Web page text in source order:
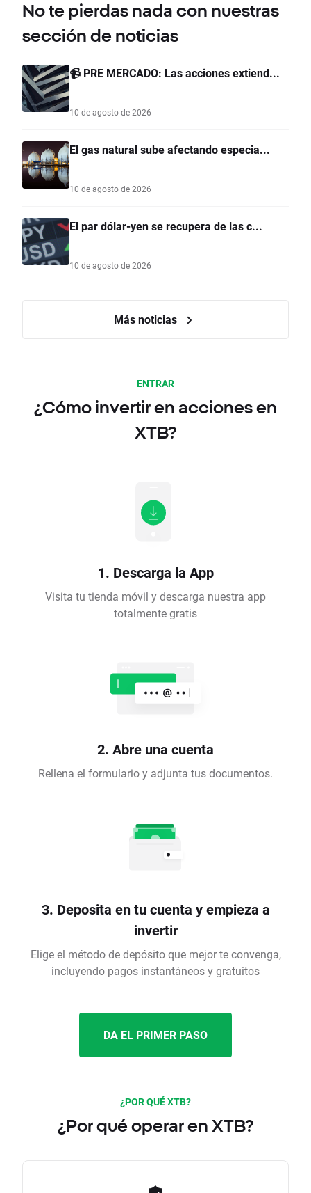
No te pierdas nada con nuestras
sección de noticias
📹 PRE MERCADO: Las acciones extiend...
10 de agosto de 2026
El gas natural sube afectando especia...
10 de agosto de 2026
El par dólar-yen se recupera de las c...
10 de agosto de 2026
Más noticias
ENTRAR
¿Cómo invertir en acciones en
XTB?
1. Descarga la App
Visita tu tienda móvil y descarga nuestra app
totalmente gratis
2. Abre una cuenta
Rellena el formulario y adjunta tus documentos.
3. Deposita en tu cuenta y empieza a
invertir
Elige el método de depósito que mejor te convenga,
incluyendo pagos instantáneos y gratuitos
DA EL PRIMER PASO
¿POR QUÉ XTB?
¿Por qué operar en XTB?